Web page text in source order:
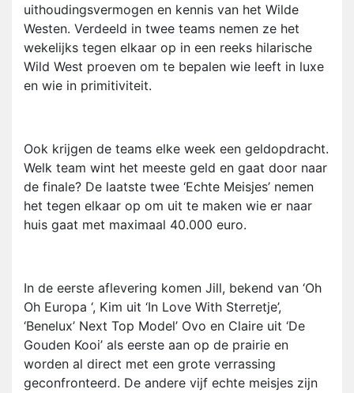
uithoudingsvermogen en kennis van het Wilde
Westen. Verdeeld in twee teams nemen ze het
wekelijks tegen elkaar op in een reeks hilarische
Wild West proeven om te bepalen wie leeft in luxe
en wie in primitiviteit.
Ook krijgen de teams elke week een geldopdracht.
Welk team wint het meeste geld en gaat door naar
de finale? De laatste twee ‘Echte Meisjes’ nemen
het tegen elkaar op om uit te maken wie er naar
huis gaat met maximaal 40.000 euro.
In de eerste aflevering komen Jill, bekend van ‘Oh
Oh Europa ‘, Kim uit ‘In Love With Sterretje’,
‘Benelux’ Next Top Model’ Ovo en Claire uit ‘De
Gouden Kooi’ als eerste aan op de prairie en
worden al direct met een grote verrassing
geconfronteerd. De andere vijf echte meisjes zijn